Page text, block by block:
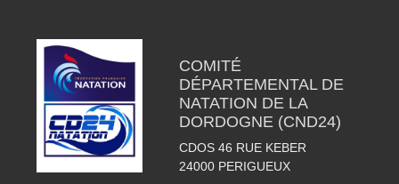
COMITÉ
DÉPARTEMENTAL DE
NATATION DE LA
DORDOGNE (CND24)
CDOS 46 RUE KEBER
24000 PERIGUEUX